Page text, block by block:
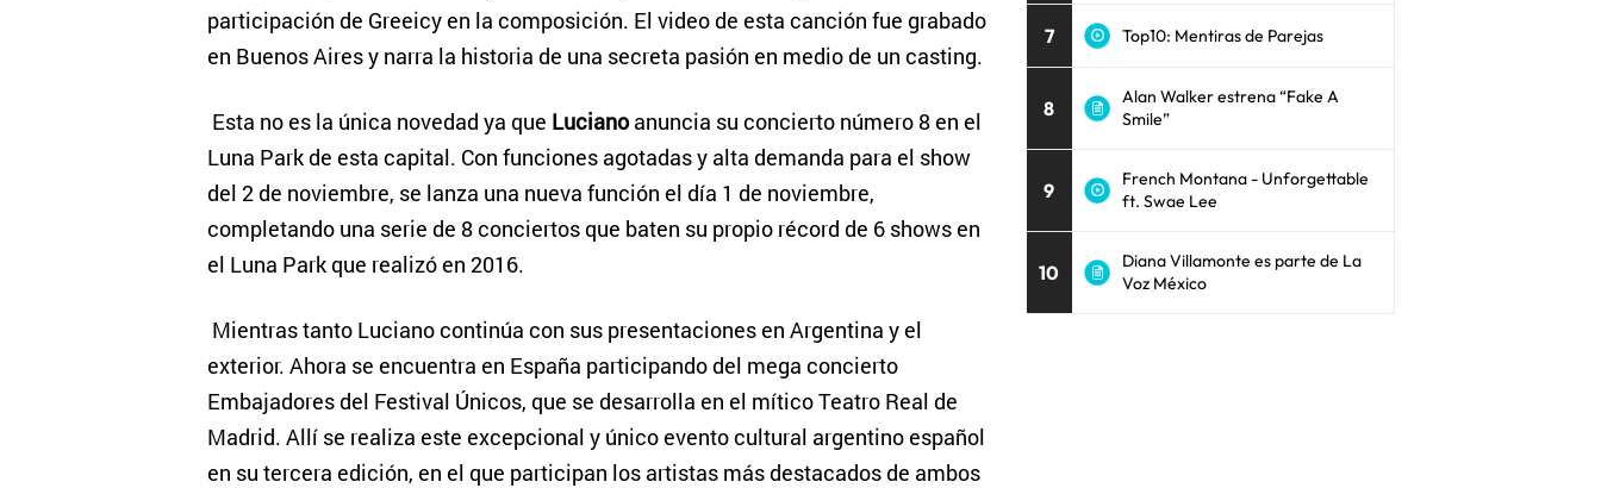
participación de Greeicy en la composición. El video de esta canción fue grabado
en Buenos Aires y narra la historia de una secreta pasión en medio de un casting.
Esta no es la única novedad ya que Lucianoanuncia su concierto número 8 en el
Luna Park de esta capital. Con funciones agotadas y alta demanda para el show
del 2 de noviembre, se lanza una nueva función el día 1 de noviembre,
completando una serie de 8 conciertos que baten su propio récord de 6 shows en
el Luna Park que realizó en 2016.
Mientras tanto Luciano continúa con sus presentaciones en Argentina y el
exterior. Ahora se encuentra en España participando del mega concierto
Embajadores del Festival Únicos, que se desarrolla en el mítico Teatro Real de
Madrid. Allí se realiza este excepcional y único evento cultural argentino español
en su tercera edición, en el que participan los artistas más destacados de ambos
7 Top10: Mentiras de Parejas
8
Alan Walker estrena “Fake A
Smile”
9
French Montana - Unforgettable
ft. Swae Lee
10
Diana Villamonte es parte de La
Voz México